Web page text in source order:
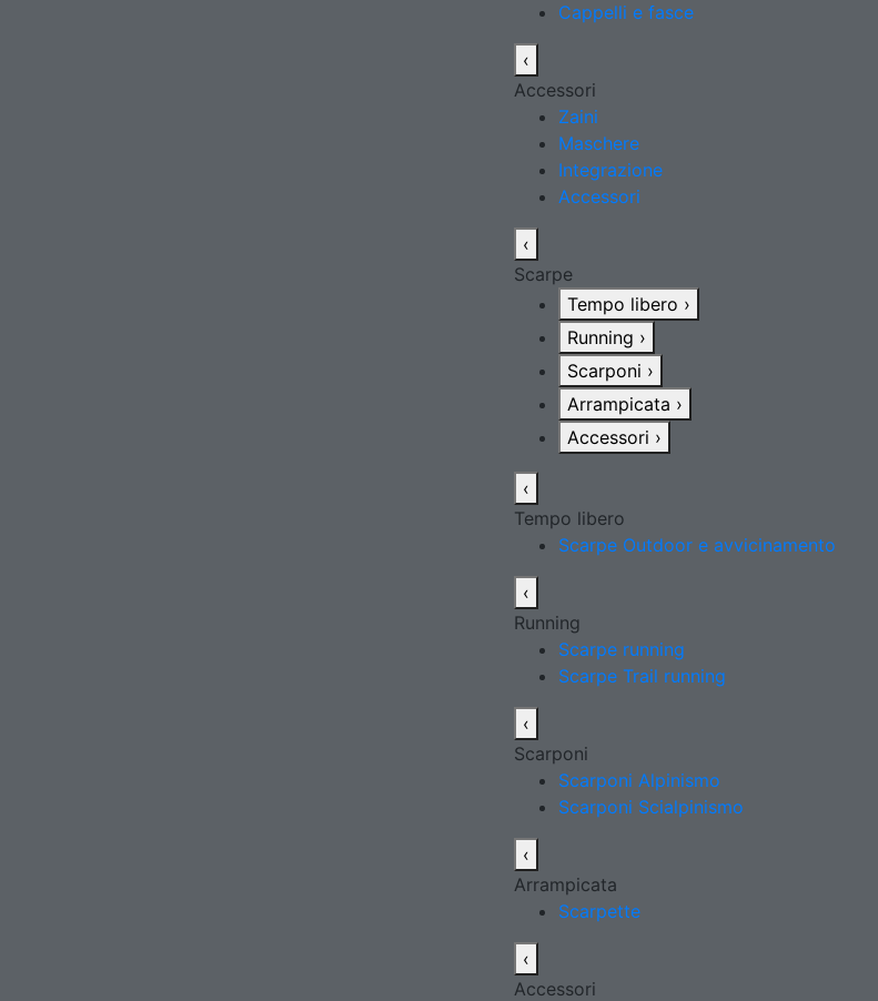
Cappelli e fasce
‹
Accessori
Zaini
Maschere
Integrazione
Accessori
‹
Scarpe
Tempo libero ›
Running ›
Scarponi ›
Arrampicata ›
Accessori ›
‹
Tempo libero
Scarpe Outdoor e avvicinamento
‹
Running
Scarpe running
Scarpe Trail running
‹
Scarponi
Scarponi Alpinismo
Scarponi Scialpinismo
‹
Arrampicata
Scarpette
‹
Accessori